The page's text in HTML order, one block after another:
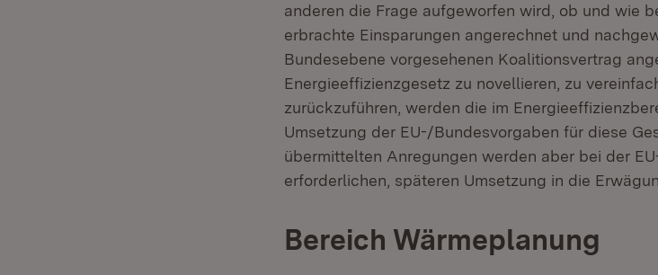
anderen die Frage aufgeworfen wird, ob und wie
erbrachte Einsparungen angerechnet und
Bundesebene vorgesehenen Koalitionsvertrag
Energieeffizienzgesetz zu novellieren, zu
zurückzuführen, werden die im
Umsetzung der EU-/Bundesvorgaben für diese
übermittelten Anregungen werden aber bei der
erforderlichen, späteren Umsetzung in die
Bereich Wärmeplanung